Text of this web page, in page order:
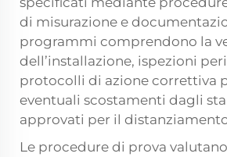
di misurazione e
programmi comprendono la
dell’installazione, ispezioni
protocolli di azione correttiva
eventuali scostamenti dagli
approvati per il
Le procedure di prova